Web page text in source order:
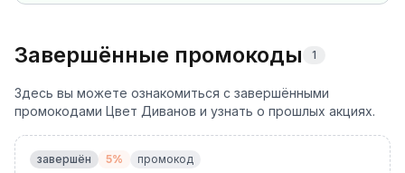
Завершённые промокоды 1
Здесь вы можете ознакомиться с завершёнными
промокодами Цвет Диванов и узнать о прошлых акциях.
завершён 5% промокод